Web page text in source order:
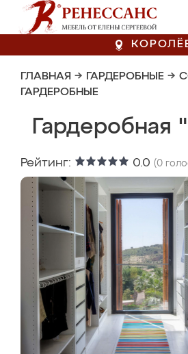
ГЛАВНАЯ → ГАРДЕРОБНЫЕ →
ГАРДЕРОБНЫЕ
Гардеробная
Рейтинг: 0.0 (0